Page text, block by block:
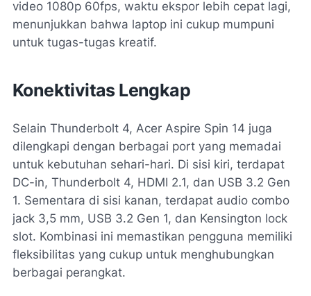
video 1080p 60fps, waktu ekspor lebih cepat lagi,
menunjukkan bahwa laptop ini cukup mumpuni
untuk tugas-tugas kreatif.
Konektivitas Lengkap
Selain Thunderbolt 4, Acer Aspire Spin 14 juga
dilengkapi dengan berbagai port yang memadai
untuk kebutuhan sehari-hari. Di sisi kiri, terdapat
DC-in, Thunderbolt 4, HDMI 2.1, dan USB 3.2 Gen
1. Sementara di sisi kanan, terdapat audio combo
jack 3,5 mm, USB 3.2 Gen 1, dan Kensington lock
slot. Kombinasi ini memastikan pengguna memiliki
fleksibilitas yang cukup untuk menghubungkan
berbagai perangkat.